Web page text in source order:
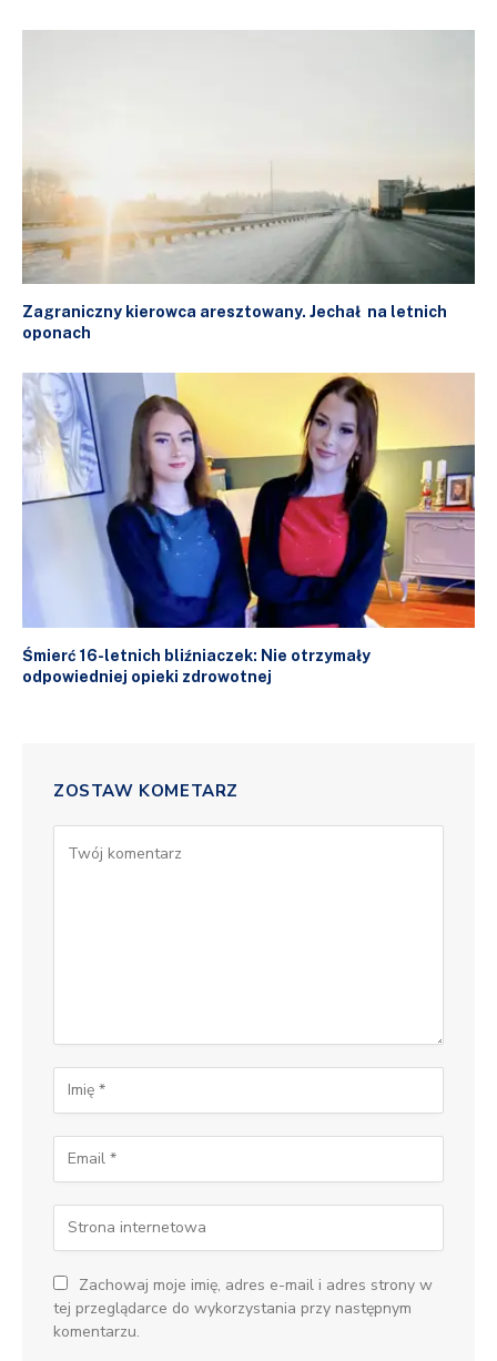
Zagraniczny kierowca aresztowany. Jechał na letnich
oponach
Śmierć 16-letnich bliźniaczek: Nie otrzymały
odpowiedniej opieki zdrowotnej
ZOSTAW KOMETARZ
Zachowaj moje imię, adres e-mail i adres strony w
tej przeglądarce do wykorzystania przy następnym
komentarzu.